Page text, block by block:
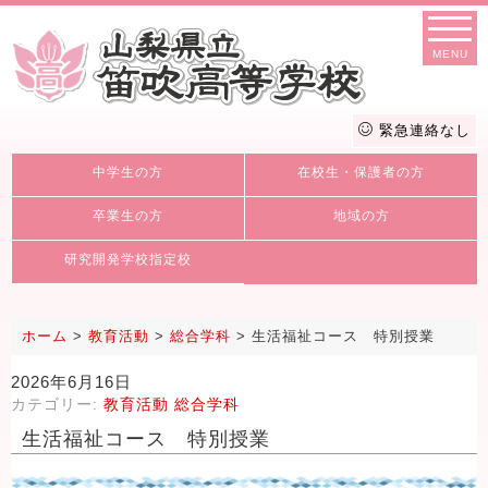
MENU
緊急連絡なし
中学生の方 在校生・保護者の方
卒業生の方 地域の方
研究開発学校指定校
ホーム > 教育活動 > 総合学科 > 生活福祉コース 特別授業
2026年6月16日
カテゴリー: 教育活動 総合学科
生活福祉コース 特別授業